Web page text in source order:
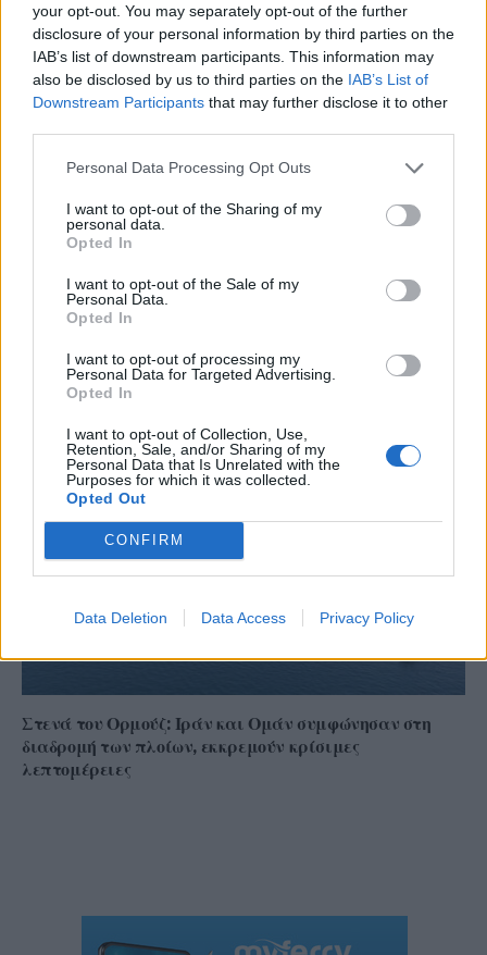
your opt-out. You may separately opt-out of the further
disclosure of your personal information by third parties on the
IAB’s list of downstream participants. This information may
also be disclosed by us to third parties on the IAB’s List of
Downstream Participants that may further disclose it to other
Personal Data Processing Opt Outs
I want to opt-out of the Sharing of my
personal data.
Opted In
I want to opt-out of the Sale of my
Personal Data.
Opted In
I want to opt-out of processing my
Personal Data for Targeted Advertising.
Opted In
I want to opt-out of Collection, Use,
Retention, Sale, and/or Sharing of my
Personal Data that Is Unrelated with the
Purposes for which it was collected.
Opted Out
CONFIRM
Data Deletion Data Access Privacy Policy
Το ατύχημα του Ρόμπερτ Πλαντ, των Led Zeppelin
στη Ρόδο όπου παραλίγο να χάσει τη γυναίκα του
(video)
Χειροπέδες σε 43χρονη για εμπορία ανηλίκου στη Ρόδο
– Συγκέντρωνε χρήματα από συμπονετικούς τουρίστες
Στενά του Ορμούζ: Ιράν και Ομάν συμφώνησαν στη
διαδρομή των πλοίων, εκκρεμούν κρίσιμες
λεπτομέρειες